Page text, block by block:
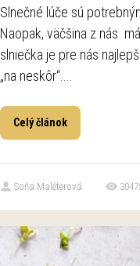
Slnečné lúče sú
Naopak, väčšina z nás
slniečka je pre nás
„na neskôr“....
Celý článok
Soňa Maléterová